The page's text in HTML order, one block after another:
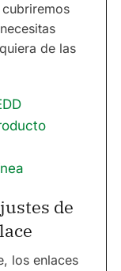
de las
de
los enlaces